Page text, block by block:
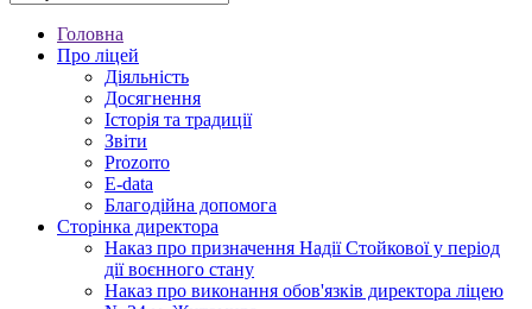
Головна
Про ліцей
Діяльність
Досягнення
Історія та традиції
Звіти
Prozorro
E-data
Благодійна допомога
Сторінка директора
Наказ про призначення Надії Стойкової у період
дії воєнного стану
Наказ про виконання обов'язків директора ліцею